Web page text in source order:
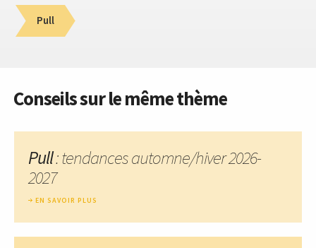
Pull
Conseils sur le même thème
Pull: tendances automne/hiver 2026-
2027
EN SAVOIR PLUS